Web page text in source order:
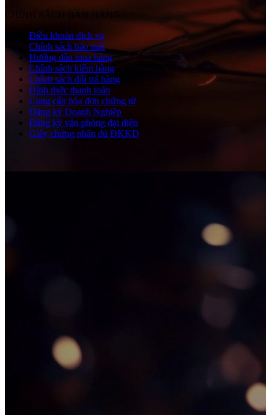
CHÍNH SÁCH BÁN HÀNG
Điều khoản dịch vụ
Chính sách bảo mật
Hướng dẫn mua hàng
Chính sách kiểm hàng
Chính sách đổi trả hàng
Hình thức thanh toán
Cung cấp hóa đơn chứng từ
Đăng ký Doanh Nghiệp
Đăng ký văn phòng đại diện
Giấy chứng nhận đủ ĐKKD